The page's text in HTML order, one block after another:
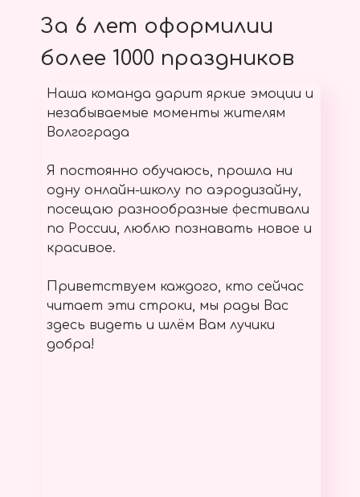
За 6 лет оформилии
более 1000 праздников
Наша команда дарит яркие эмоции и
незабываемые моменты жителям
Волгограда
Я постоянно обучаюсь, прошла ни
одну онлайн-школу по аэродизайну,
посещаю разнообразные фестивали
по России, люблю познавать новое и
красивое.
Приветствуем каждого, кто сейчас
читает эти строки, мы рады Вас
здесь видеть и шлём Вам лучики
добра!